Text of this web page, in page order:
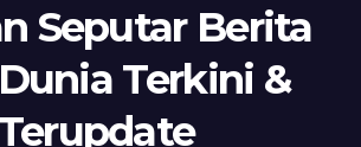
Seputar Berita
Terkini &
Terupdate